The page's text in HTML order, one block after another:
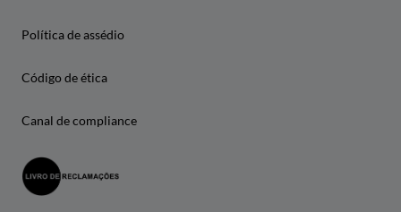
Política de assédio
Código de ética
Canal de compliance